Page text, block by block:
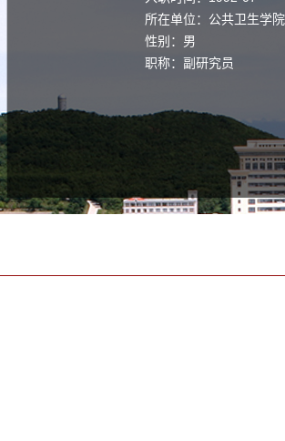
所在单位：公共卫生学院
性别：男
职称：副研究员